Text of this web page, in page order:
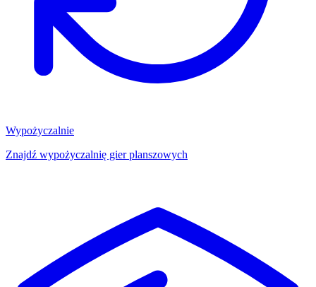
Wypożyczalnie
Znajdź wypożyczalnię gier planszowych